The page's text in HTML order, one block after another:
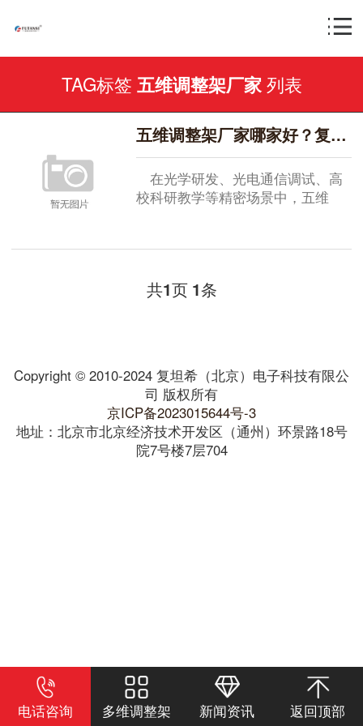
TAG标签 五维调整架厂家 列表
五维调整架厂家哪家好？复坦希：精密领域的专业之选
在光学研发、光电通信调试、高
校科研教学等精密场景中，五维
共1页 1条
Copyright © 2010-2024 复坦希（北京）电子科技有限公
司 版权所有
京ICP备2023015644号-3
地址：北京市北京经济技术开发区（通州）环景路18号
院7号楼7层704
电话咨询 多维调整架 新闻资讯 返回顶部